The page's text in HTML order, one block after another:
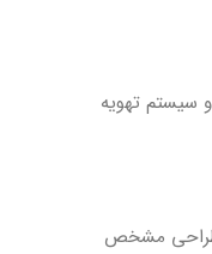
سیستم تهویه
طراحی مشخص